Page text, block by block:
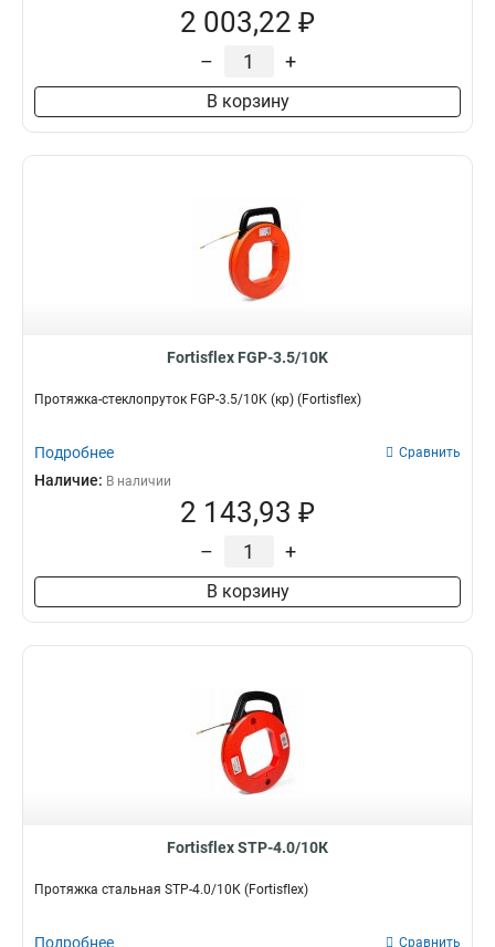
2 003,22 ₽
– +
В корзину
Fortisflex FGP-3.5/10K
Протяжка-стеклопруток FGP-3.5/10K (кр) (Fortisflex)
Подробнее Сравнить
Наличие: В наличии
2 143,93 ₽
– +
В корзину
Fortisflex STP-4.0/10К
Протяжка стальная STP-4.0/10К (Fortisflex)
Подробнее Сравнить